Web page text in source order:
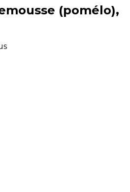
(pomélo),